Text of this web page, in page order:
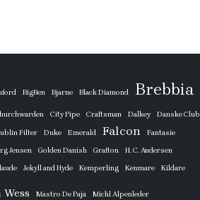
BigBen Bjarne Black Diamond Brebbia
City Pipe Craftsman Dalkey
Danske Club
Filter Duke Emerald Falcon
Fantasie
Jensen Golden Danish Grafton
H. C. Andersen
Jekyll and Hyde Kemperling Kenmare Kildare
Mastro De Paja Michl Alpenleder